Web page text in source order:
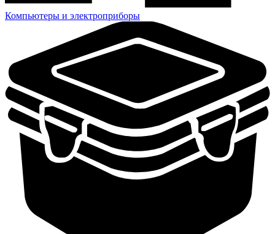
Компьютеры и электроприборы